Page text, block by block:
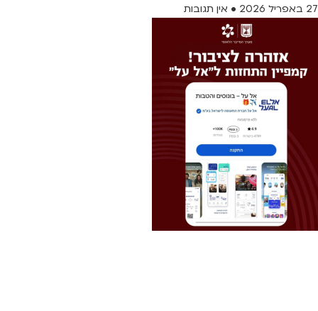
27 באפריל 2026
אין תגובות